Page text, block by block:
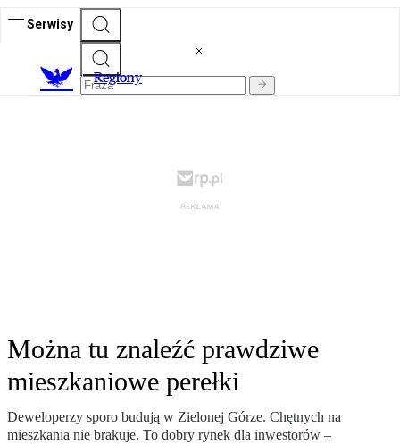
Serwisy
Regiony
Można tu znaleźć prawdziwe
mieszkaniowe perełki
Deweloperzy sporo budują w Zielonej Górze. Chętnych na
mieszkania nie brakuje. To dobry rynek dla inwestorów –